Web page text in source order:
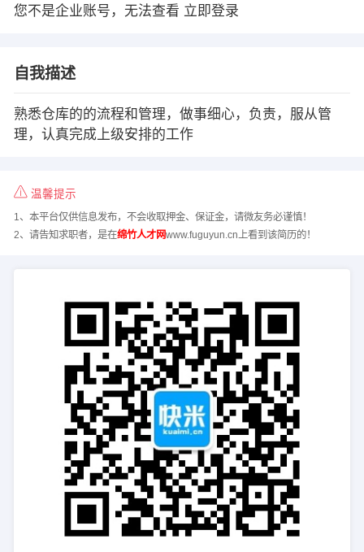
您不是企业账号，无法查看 立即登录
自我描述
熟悉仓库的的流程和管理，做事细心，负责，服从管
理，认真完成上级安排的工作
温馨提示
1、本平台仅供信息发布，不会收取押金、保证金，请微友务必谨慎！
2、请告知求职者，是在绵竹人才网www.fuguyun.cn上看到该简历的！